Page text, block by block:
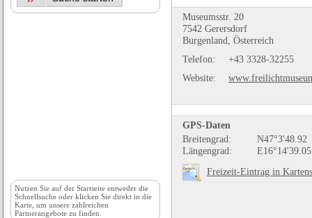
Museumsstr. 20
7542 Gerersdorf
Burgenland, Österreich
Telefon:
+43 3328-32255
Website:
GPS-Daten
Breitengrad:
N47°3'48.92
Längengrad:
E16°14'39.05
Freizeit-Eintrag in
Nutzen Sie auf der Startseite entweder die
Schnellsuche oder klicken Sie direkt in die
Karte, um unsere zahlreichen
Partnerangebote zu finden.